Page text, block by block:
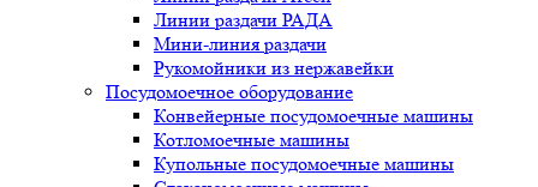
Линии раздачи РАДА
Мини-линия раздачи
Рукомойники из нержавейки
Посудомоечное оборудование
Конвейерные посудомоечные машины
Котломоечные машины
Купольные посудомоечные машины